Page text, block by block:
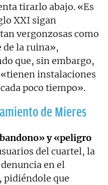
tirarlo abajo. «Es
XXI sigan
vergonzosas como
de la ruina»,
que, sin embargo,
instalaciones
poco tiempo».
de Mieres
y «peligro
del cuartel, la
en el
pidiéndole que